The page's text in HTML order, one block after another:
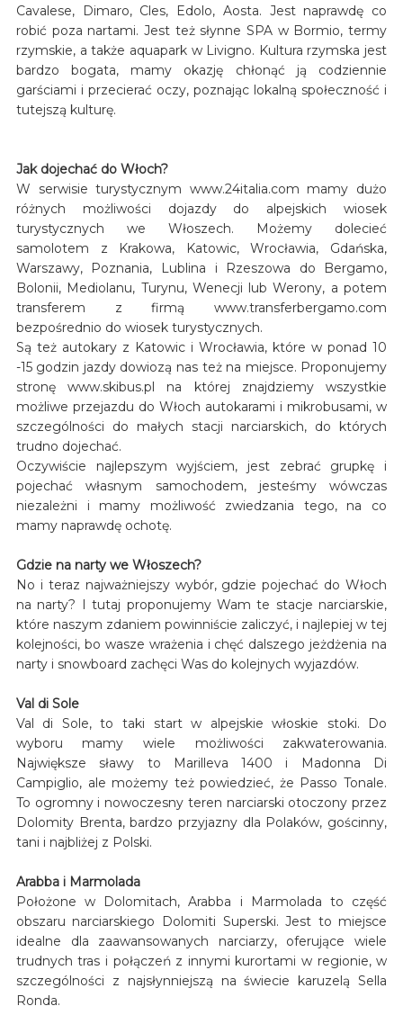
Cavalese, Dimaro, Cles, Edolo, Aosta. Jest naprawdę co
robić poza nartami. Jest też słynne SPA w Bormio, termy
rzymskie, a także aquapark w Livigno. Kultura rzymska jest
bardzo bogata, mamy okazję chłonąć ją codziennie
garściami i przecierać oczy, poznając lokalną społeczność i
tutejszą kulturę.
Jak dojechać do Włoch?
W serwisie turystycznym www.24italia.com mamy dużo
różnych możliwości dojazdy do alpejskich wiosek
turystycznych we Włoszech. Możemy dolecieć
samolotem z Krakowa, Katowic, Wrocławia, Gdańska,
Warszawy, Poznania, Lublina i Rzeszowa do Bergamo,
Bolonii, Mediolanu, Turynu, Wenecji lub Werony, a potem
transferem z firmą www.transferbergamo.com
bezpośrednio do wiosek turystycznych.
Są też autokary z Katowic i Wrocławia, które w ponad 10
-15 godzin jazdy dowiozą nas też na miejsce. Proponujemy
stronę www.skibus.pl na której znajdziemy wszystkie
możliwe przejazdu do Włoch autokarami i mikrobusami, w
szczególności do małych stacji narciarskich, do których
trudno dojechać.
Oczywiście najlepszym wyjściem, jest zebrać grupkę i
pojechać własnym samochodem, jesteśmy wówczas
niezależni i mamy możliwość zwiedzania tego, na co
mamy naprawdę ochotę.
Gdzie na narty we Włoszech?
No i teraz najważniejszy wybór, gdzie pojechać do Włoch
na narty? I tutaj proponujemy Wam te stacje narciarskie,
które naszym zdaniem powinniście zaliczyć, i najlepiej w tej
kolejności, bo wasze wrażenia i chęć dalszego jeżdżenia na
narty i snowboard zachęci Was do kolejnych wyjazdów.
Val di Sole
Val di Sole, to taki start w alpejskie włoskie stoki. Do
wyboru mamy wiele możliwości zakwaterowania.
Największe sławy to Marilleva 1400 i Madonna Di
Campiglio, ale możemy też powiedzieć, że Passo Tonale.
To ogromny i nowoczesny teren narciarski otoczony przez
Dolomity Brenta, bardzo przyjazny dla Polaków, gościnny,
tani i najbliżej z Polski.
Arabba i Marmolada
Położone w Dolomitach, Arabba i Marmolada to część
obszaru narciarskiego Dolomiti Superski. Jest to miejsce
idealne dla zaawansowanych narciarzy, oferujące wiele
trudnych tras i połączeń z innymi kurortami w regionie, w
szczególności z najsłynniejszą na świecie karuzelą Sella
Ronda.